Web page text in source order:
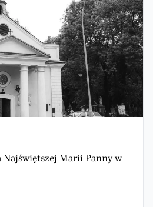
Najświętszej Marii Panny w